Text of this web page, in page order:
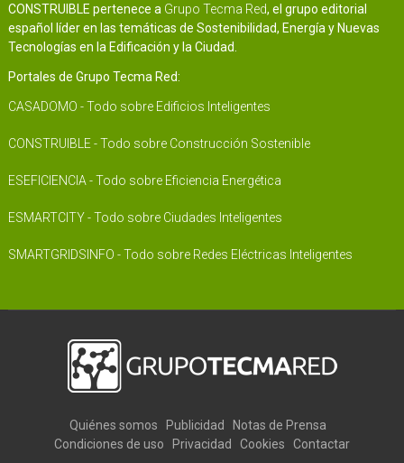
CONSTRUIBLE pertenece a Grupo Tecma Red, el grupo editorial
español líder en las temáticas de Sostenibilidad, Energía y Nuevas
Tecnologías en la Edificación y la Ciudad.
Portales de Grupo Tecma Red:
CASADOMO - Todo sobre Edificios Inteligentes
CONSTRUIBLE - Todo sobre Construcción Sostenible
ESEFICIENCIA - Todo sobre Eficiencia Energética
ESMARTCITY - Todo sobre Ciudades Inteligentes
SMARTGRIDSINFO - Todo sobre Redes Eléctricas Inteligentes
Quiénes somos Publicidad
Notas de Prensa
Condiciones de uso
Privacidad Cookies Contactar